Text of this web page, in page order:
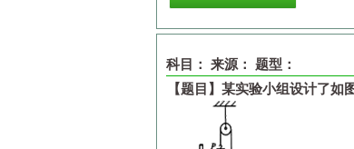
测微器测量该金属丝的直径，
（2）根据实验原理图1，请你
）闭合开关，将滑动变阻
段金属丝的长度为
科目： 来源： 题型：
【题目】 某实验小组设计了如